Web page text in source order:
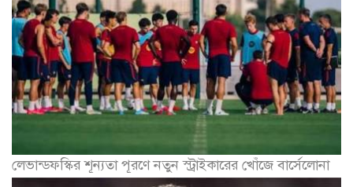
লেভান্ডফস্কির শূন্যতা পূরণে নতুন স্ট্রাইকারের খোঁজে বার্সেলোনা